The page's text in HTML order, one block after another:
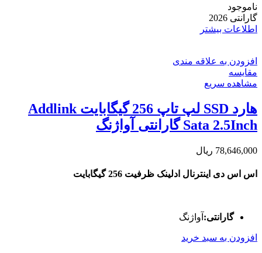
ناموجود
گارانتی 2026
اطلاعات بیشتر
افزودن به علاقه مندی
مقایسه
مشاهده سریع
هارد SSD لپ تاپ 256 گیگابایت Addlink
Sata 2.5Inch گارانتی آواژنگ
78,646,000 ریال
اس اس دی اینترنال ادلینک ظرفیت 256 گیگابایت
گارانتی: آواژنگ
افزودن به سبد خرید